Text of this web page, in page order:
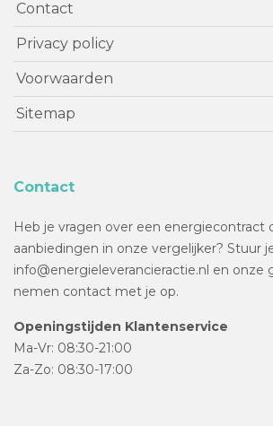
Contact
Privacy policy
Voorwaarden
Sitemap
Contact
Heb je vragen over een energiecontract
aanbiedingen in onze vergelijker? Stuur
info@energieleverancieractie.nl en onze
nemen contact met je op.
Openingstijden Klantenservice
Ma-Vr: 08:30-21:00
Za-Zo: 08:30-17:00